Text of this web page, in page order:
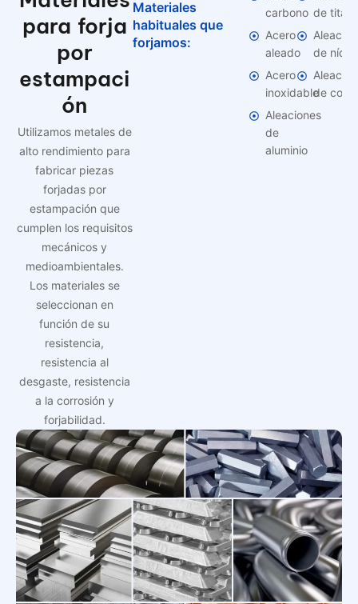
para forja
por
estampaci
ón
Utilizamos metales de
alto rendimiento para
fabricar piezas
forjadas por
estampación que
cumplen los requisitos
mecánicos y
medioambientales.
Los materiales se
seleccionan en
función de su
resistencia,
resistencia al
desgaste, resistencia
a la corrosión y
forjabilidad.
Materiales
habituales que
forjamos:
carbono
Acero
aleado
Acero
inoxidable
Aleaciones
de
aluminio
de
de
de